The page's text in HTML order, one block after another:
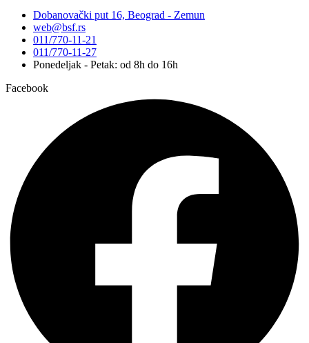
Dobanovački put 16, Beograd - Zemun
web@bsf.rs
011/770-11-21
011/770-11-27
Ponedeljak - Petak: od 8h do 16h
Facebook